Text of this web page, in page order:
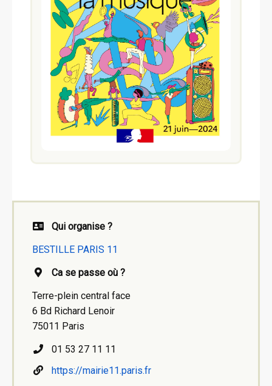
Qui organise ?
BESTILLE PARIS 11
Ca se passe où ?
Terre-plein central face
6 Bd Richard Lenoir
75011 Paris
01 53 27 11 11
https://mairie11.paris.fr